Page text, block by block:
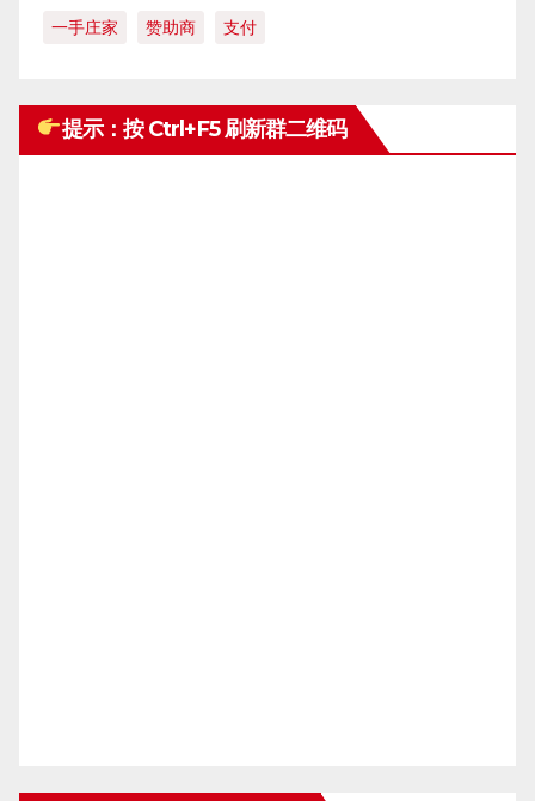
一手庄家 赞助商 支付
提示：按 Ctrl+F5 刷新群二维码